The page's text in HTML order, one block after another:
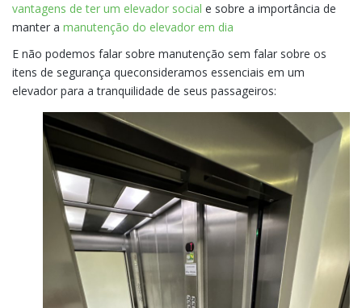
vantagens de ter um elevador social e sobre a importância de
manter a manutenção do elevador em dia
E não podemos falar sobre manutenção sem falar sobre os
itens de segurança queconsideramos essenciais em um
elevador para a tranquilidade de seus passageiros: